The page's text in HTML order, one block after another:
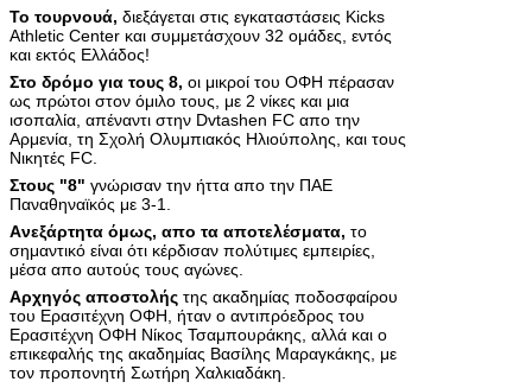
Το τουρνουά, διεξάγεται στις εγκαταστάσεις Kicks
Athletic Center και συμμετάσχουν 32 ομάδες, εντός
και εκτός Ελλάδος!
Στο δρόμο για τους 8, οι μικροί του ΟΦΗ πέρασαν
ως πρώτοι στον όμιλο τους, με 2 νίκες και μια
ισοπαλία, απέναντι στην Dvtashen FC απο την
Αρμενία, τη Σχολή Ολυμπιακός Ηλιούπολης, και τους
Νικητές FC.
Στους "8" γνώρισαν την ήττα απο την ΠΑΕ
Παναθηναϊκός με 3-1.
Aνεξάρτητα όμως, απο τα αποτελέσματα, το
σημαντικό είναι ότι κέρδισαν πολύτιμες εμπειρίες,
μέσα απο αυτούς τους αγώνες.
Αρχηγός αποστολής της ακαδημίας ποδοσφαίρου
του Ερασιτέχνη ΟΦΗ, ήταν ο αντιπρόεδρος του
Ερασιτέχνη ΟΦΗ Νίκος Τσαμπουράκης, αλλά και ο
επικεφαλής της ακαδημίας Βασίλης Μαραγκάκης, με
τον προπονητή Σωτήρη Χαλκιαδάκη.